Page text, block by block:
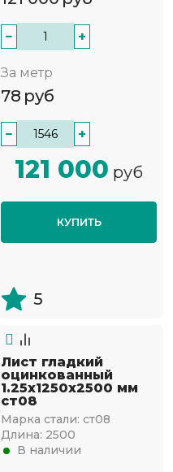
− +
За метр
78 руб
− +
121 000 руб
КУПИТЬ
5
Лист гладкий
оцинкованный
1.25х1250х2500 мм
ст08
Марка стали: ст08
Длина: 2500
В наличии